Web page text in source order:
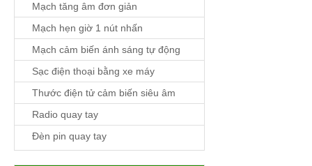
Mạch tăng âm đơn giản
Mạch hẹn giờ 1 nút nhấn
Mạch cảm biến ánh sáng tự động
Sạc điện thoại bằng xe máy
Thước điện tử cảm biến siêu âm
Radio quay tay
Đèn pin quay tay